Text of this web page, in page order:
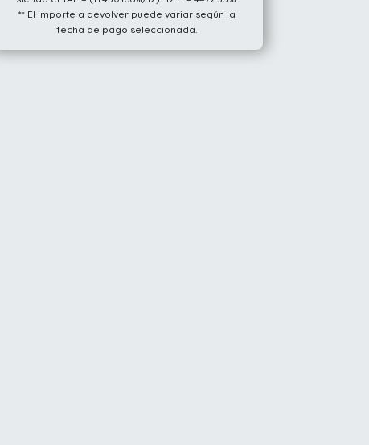
** El importe a devolver puede variar según la
fecha de pago seleccionada.